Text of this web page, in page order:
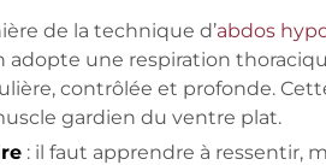
de la technique d’abdos
adopte une respiration
contrôlée et profonde.
gardien du ventre plat.
: il faut apprendre à ressentir,